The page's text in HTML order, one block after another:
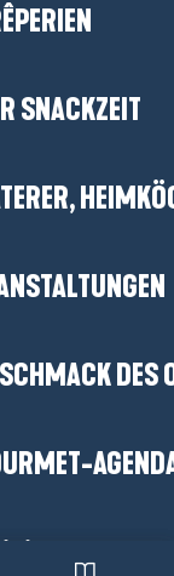
SNACKZEIT
DES
sind wir?